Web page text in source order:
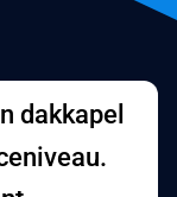
dakkapel